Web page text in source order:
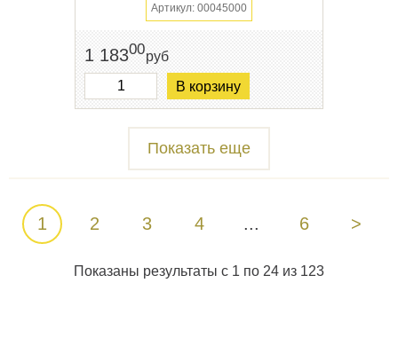
Артикул: 00045000
1 18300руб
В корзину
Показать еще
1 2 3 4 ... 6 >
Показаны результаты с 1 по 24 из 123